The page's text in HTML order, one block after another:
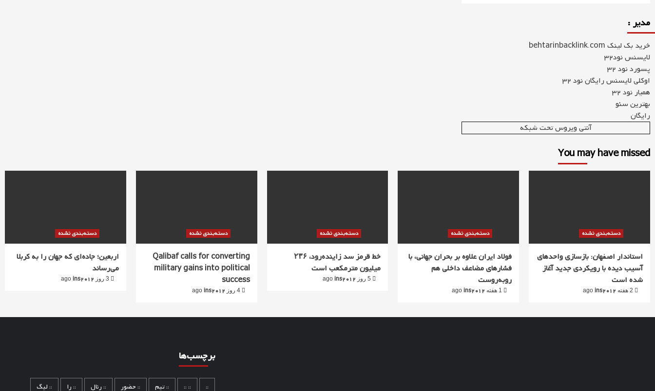
مدیر :
خرید بک لینک behtarinbacklink.com
لایسنس نود32
پسورد نود 32
اوکلی لایسنس رایگان نود 32
همیار نود 32
بهترین سئو
رایگان
آنتی ویروس تحت شبکه
You may have missed
دسته‌بندی نشده
اربعین؛ جاده‌ای که جهان را به کربلا
می‌رساند
ins2012
دسته‌بندی نشده
Qalibaf calls for converting
military gains into political
success
4 روز ago ins2012
دسته‌بندی نشده
خط قرمز سد زاینده‌رود، ۲۳۶
میلیون مترمکعب است
ins2012
دسته‌بندی نشده
فولاد ایران علاوه بر بحران جهانی، با
فشارهای مضاعف داخلی هم
روبه‌روست
ins2012
دسته‌بندی نشده
استاندار اصفهان: بازسازی واحدهای
آسیب دیده با رویکردی جدید آغاز
شده است
ins2012
برچسب‌ها
::
:: :: :: تیم :: حضور :: رئال :: را :: لیگ